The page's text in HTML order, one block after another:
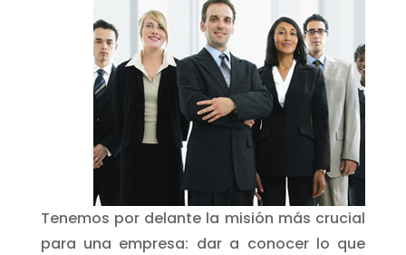
Tenemos por delante la misión más crucial
para una empresa: dar a conocer lo que